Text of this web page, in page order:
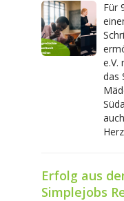
Für
e.V.
das
Erfolg aus
Simplejobs